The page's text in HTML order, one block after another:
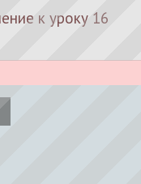
к уроку 16